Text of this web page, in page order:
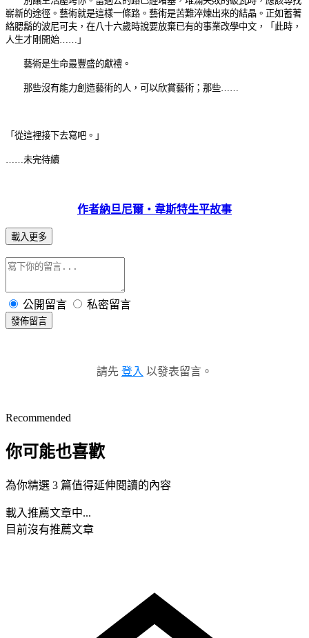
嶄新的途徑。藝術就是這樣一條路。藝術是苦難淬煉出來的結晶。正如蓄著
絡腮鬍的波尼可夫，在八十六歲時說要放棄已有的事業改學中文，「此時，
人生才剛開始……」
藝術是生命最豐盛的獻禮。
那些沒有能力創造藝術的人，可以欣賞藝術；那些……
「從這裡接下去寫吧。」
……未完待續
作者納旦尼爾‧韋斯特生平故事
載入更多
公開留言 私密留言
發佈留言
請先 登入 以發表留言。
Recommended
你可能也喜歡
為你精選 3 篇值得延伸閱讀的內容
載入推薦文章中...
目前沒有推薦文章